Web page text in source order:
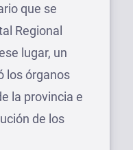
que se
Regional
lugar, un
los órganos
la provincia e
de los